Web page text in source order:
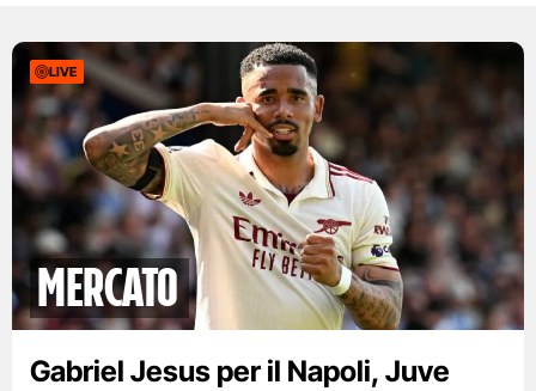
LIVE
mercato
Gabriel Jesus per il Napoli, Juve